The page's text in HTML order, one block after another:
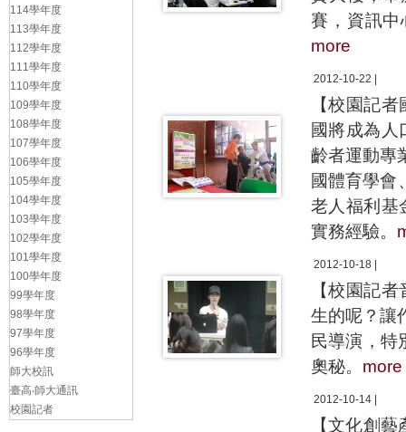
賽，資訊中
more
2012-10-22 |
【校園記
國將成為
齡者運動專
國體育學會
老人福利基
實務經驗。
2012-10-18 |
【校園記
生的呢？讓
民導演，特
奧秘。 more
2012-10-14 |
【文化創
114學年度
113學年度
112學年度
111學年度
110學年度
109學年度
108學年度
107學年度
106學年度
105學年度
104學年度
103學年度
102學年度
101學年度
100學年度
99學年度
98學年度
97學年度
96學年度
師大校訊
臺高‧師大通訊
校園記者